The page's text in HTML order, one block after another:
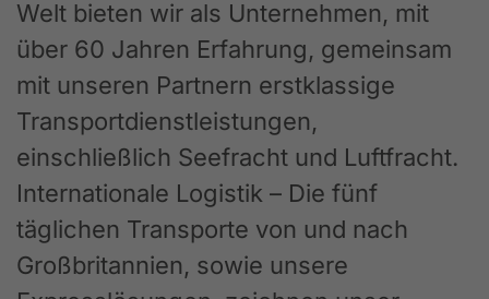
Welt bieten wir als Unternehmen, mit
über 60 Jahren Erfahrung, gemeinsam
mit unseren Partnern erstklassige
Transportdienstleistungen,
einschließlich Seefracht und Luftfracht.
Internationale Logistik – Die fünf
täglichen Transporte von und nach
Großbritannien, sowie unsere